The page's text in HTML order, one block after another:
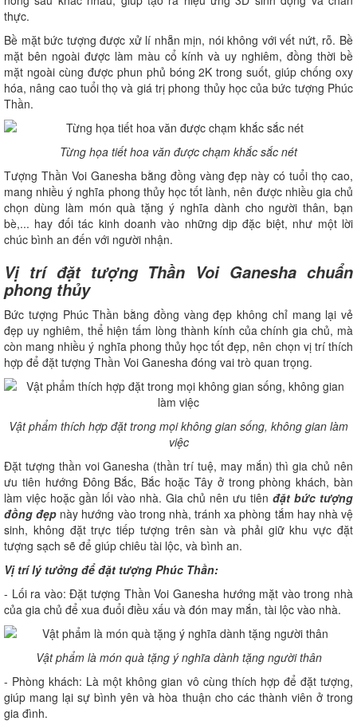
thực.
Bề mặt bức tượng được xử lí nhẵn mịn, nói không với vết nứt, rỗ. Bề
mặt bên ngoài được làm màu cổ kính và uy nghiêm, đồng thời bề
mặt ngoài cùng được phun phủ bóng 2K trong suốt, giúp chống oxy
hóa, nâng cao tuổi thọ và giá trị phong thủy học của bức tượng Phúc
Thần.
Từng họa tiết hoa văn được chạm khắc sắc nét
Tượng Thần Voi Ganesha bằng đồng vàng đẹp này có tuổi thọ cao,
mang nhiều ý nghĩa phong thủy học tốt lành, nên được nhiều gia chủ
chọn dùng làm món quà tặng ý nghĩa dành cho người thân, bạn
bè,... hay đối tác kinh doanh vào những dịp đặc biệt, như một lời
chúc bình an đến với người nhận.
Vị trí đặt tượng Thần Voi Ganesha chuẩn
phong thủy
Bức tượng Phúc Thần bằng đồng vàng đẹp không chỉ mang lại vẻ
đẹp uy nghiêm, thể hiện tấm lòng thành kính của chính gia chủ, mà
còn mang nhiều ý nghĩa phong thủy học tốt đẹp, nên chọn vị trí thích
hợp để đặt tượng Thần Voi Ganesha đóng vai trò quan trọng.
Vật phẩm thích hợp đặt trong mọi không gian sống, không gian làm
việc
Đặt tượng thần voi Ganesha (thần trí tuệ, may mắn) thì gia chủ nên
ưu tiên hướng Đông Bắc, Bắc hoặc Tây ở trong phòng khách, bàn
làm việc hoặc gần lối vào nhà. Gia chủ nên ưu tiên đặt bức tượng
đồng đẹp này hướng vào trong nhà, tránh xa phòng tắm hay nhà vệ
sinh, không đặt trực tiếp tượng trên sàn và phải giữ khu vực đặt
tượng sạch sẽ để giúp chiêu tài lộc, và bình an.
Vị trí lý tưởng để đặt tượng Phúc Thần:
- Lối ra vào: Đặt tượng Thần Voi Ganesha hướng mặt vào trong nhà
của gia chủ để xua đuổi điều xấu và đón may mắn, tài lộc vào nhà.
Vật phẩm là món quà tặng ý nghĩa dành tặng người thân
- Phòng khách: Là một không gian vô cùng thích hợp để đặt tượng,
giúp mang lại sự bình yên và hòa thuận cho các thành viên ở trong
gia đình.